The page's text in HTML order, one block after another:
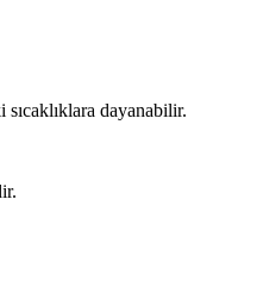
dayanabilir.